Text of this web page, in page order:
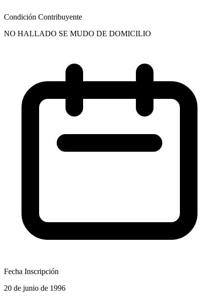
Condición Contribuyente
NO HALLADO SE MUDO DE DOMICILIO
Fecha Inscripción
20 de junio de 1996